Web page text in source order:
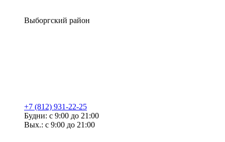
Выборгский район
+7 (812) 931-22-25
Будни: с 9:00 до 21:00
Вых.: с 9:00 до 21:00